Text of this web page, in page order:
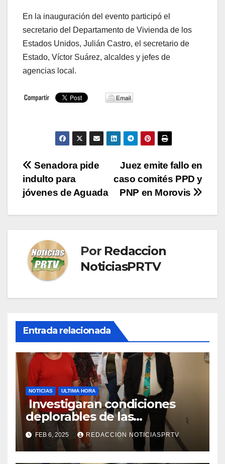
En la inauguración del evento participó el
secretario del Departamento de Vivienda de los
Estados Unidos, Julián Castro, el secretario de
Estado, Víctor Suárez, alcaldes y jefes de
agencias local.
Navegación
de
entradas
Juez emite fallo en
caso comités PPD y
PNP en Morovis
Senadora pide
indulto para
jóvenes de Aguada
Por Redaccion
NoticiasPRTV
Entrada relacionada
NOTICIAS ULTIMA HORA
Investigaran condiciones
deplorables de las
facilidades el Departamento
de la Salud en Mayagüez
FEB 6, 2025 REDACCION NOTICIASPRTV